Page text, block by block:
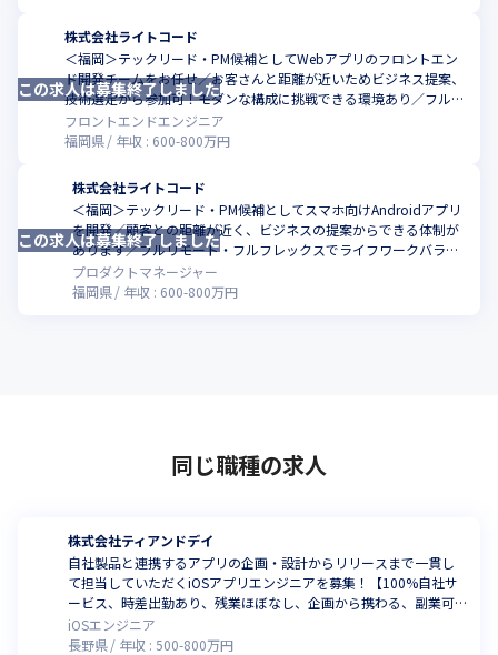
株式会社ライトコード
＜福岡＞テックリード・PM候補としてWebアプリのフロントエン
ド開発チームをお任せ／お客さんと距離が近いためビジネス提案、
技術選定から参加可！モダンな構成に挑戦できる環境あり／フルリ
モート・フルフレックスでライフワークバランス良し
フロントエンドエンジニア
福岡県
年収 : 600-800万円
この求人は募集終了しました
株式会社ライトコード
＜福岡＞テックリード・PM候補としてスマホ向けAndroidアプリ
を開発／顧客との距離が近く、ビジネスの提案からできる体制が
あります／フルリモート・フルフレックスでライフワークバラン
ス良し
プロダクトマネージャー
福岡県
年収 : 600-800万円
この求人は募集終了しました
同じ職種の求人
株式会社ティアンドデイ
自社製品と連携するアプリの企画・設計からリリースまで一貫し
て担当していただくiOSアプリエンジニアを募集！【100%自社サ
ービス、時差出勤あり、残業ほぼなし、企画から携わる、副業可
(規定あり)、自社内勤務(松本)】
iOSエンジニア
長野県
年収 : 500-800万円